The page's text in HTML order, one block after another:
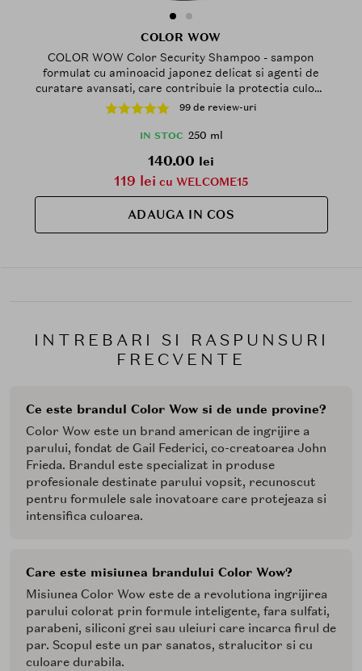
COLOR WOW
COLOR WOW Color Security Shampoo - sampon
formulat cu aminoacid japonez delicat si agenti de
curatare avansati, care contribuie la protectia culorii
parului si la mentinerea parului curat, stralucitor si
usor de coafat - 250 ml
99 de review-uri
IN STOC 250 ml
140.00 lei
119 lei cu WELCOME15
ADAUGA IN COS
INTREBARI SI RASPUNSURI
FRECVENTE
Ce este brandul Color Wow si de unde provine?
Color Wow este un brand american de ingrijire a
parului, fondat de Gail Federici, co-creatoarea John
Frieda. Brandul este specializat in produse
profesionale destinate parului vopsit, recunoscut
pentru formulele sale inovatoare care protejeaza si
intensifica culoarea.
Care este misiunea brandului Color Wow?
Misiunea Color Wow este de a revolutiona ingrijirea
parului colorat prin formule inteligente, fara sulfati,
parabeni, siliconi grei sau uleiuri care incarca firul de
par. Scopul este un par sanatos, stralucitor si cu
culoare durabila.